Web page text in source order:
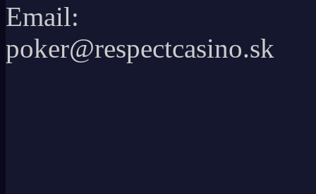
Email:
poker@respectcasino.sk